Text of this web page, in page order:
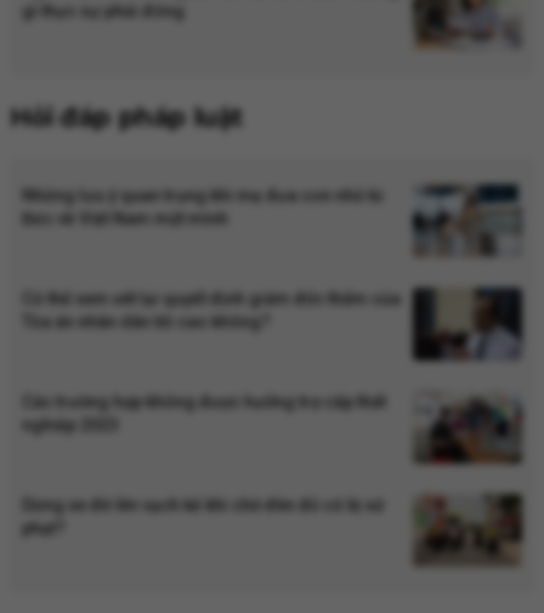
gì thực sự phải đóng
Hỏi đáp pháp luật
Những lưu ý quan trọng khi mẹ đưa con nhỏ từ
Đức về Việt Nam một mình
Có thể xem xét lại quyết định giám đốc thẩm của
Tòa án nhân dân tối cao không?
Các trường hợp không được hưởng trợ cấp thất
nghiệp 2023
Dừng xe đè lên vạch kẻ khi chờ đèn đỏ có bị xử
phạt?